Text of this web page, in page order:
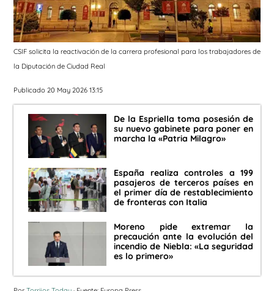
CSIF solicita la reactivación de la carrera profesional para los trabajadores de
la Diputación de Ciudad Real
Publicado 20 May 2026 13:15
De la Espriella toma posesión de
su nuevo gabinete para poner en
marcha la «Patria Milagro»
España realiza controles a 199
pasajeros de terceros países en
el primer día de restablecimiento
de fronteras con Italia
Moreno pide extremar la
precaución ante la evolución del
incendio de Niebla: «La seguridad
es lo primero»